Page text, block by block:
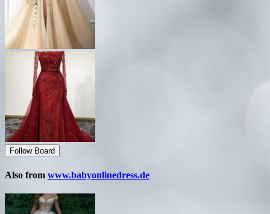
Follow Board
Also from www.babyonlinedress.de